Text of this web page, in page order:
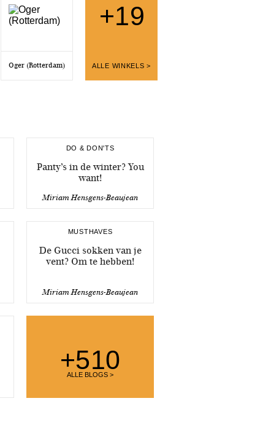
Oger (Rotterdam)
+19
ALLE WINKELS >
DO & DON'TS
Panty’s in de winter? You
want!
Miriam Hensgens-Beaujean
MUSTHAVES
De Gucci sokken van je
vent? Om te hebben!
Miriam Hensgens-Beaujean
+510
ALLE BLOGS >